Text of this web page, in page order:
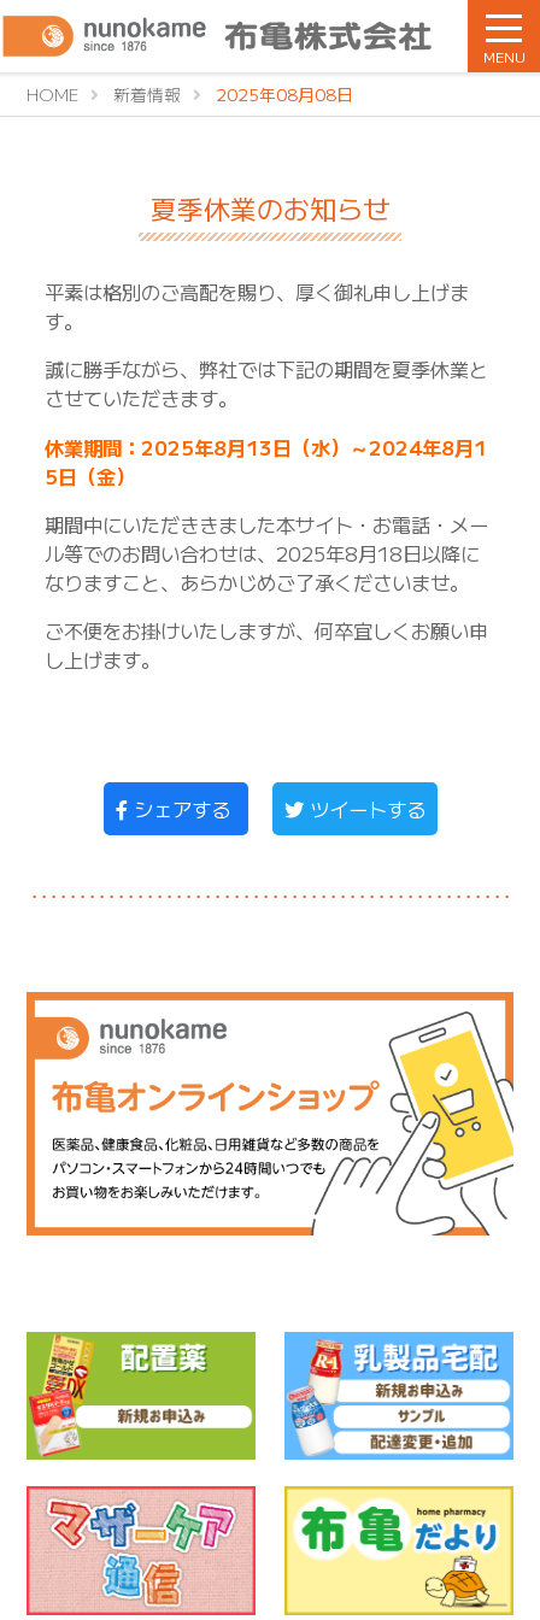
MENU
HOME 新着情報 2025年08月08日
夏季休業のお知らせ
平素は格別のご高配を賜り、厚く御礼申し上げま
す。
誠に勝手ながら、弊社では下記の期間を夏季休業と
させていただきます。
休業期間：2025年8月13日（水）～2024年8月1
5日（金）
期間中にいただききました本サイト・お電話・メー
ル等でのお問い合わせは、2025年8月18日以降に
なりますこと、あらかじめご了承くださいませ。
ご不便をお掛けいたしますが、何卒宜しくお願い申
し上げます。
シェアする ツイートする